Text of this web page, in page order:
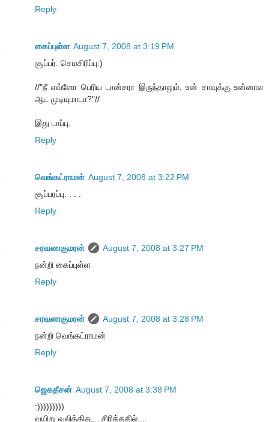
Reply
கைப்புள்ள August 7, 2008 at 3:19 PM
சூப்பர். செமசிரிப்பு:)
//"நீ எவ்ளோ பெரிய டான்சரா இருந்தாலும், உன் சாவுக்கு உன்னால
ஆட முடியுமாடா?"//
இது டாப்பு.
Reply
வெங்கட்ராமன் August 7, 2008 at 3:22 PM
சூப்பரப்பு. . . .
Reply
சரவணகுமரன்
August 7, 2008 at 3:27 PM
நன்றி கைப்புள்ள
Reply
சரவணகுமரன்
August 7, 2008 at 3:28 PM
நன்றி வெங்கட்ராமன்
Reply
ஜெகதீசன் August 7, 2008 at 3:38 PM
:)))))))))
வயிறு வலிக்கிது... சிரித்ததில்....